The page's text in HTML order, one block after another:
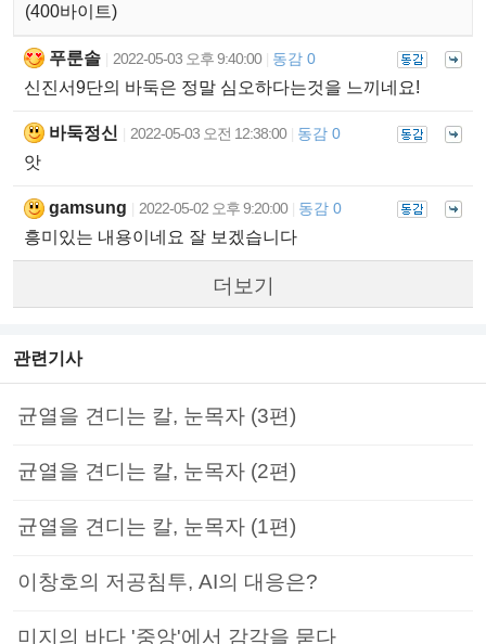
(400바이트)
푸룬솔 2022-05-03 오후 9:40:00 동감 0
신진서9단의 바둑은 정말 심오하다는것을 느끼네요!
바둑정신 2022-05-03 오전 12:38:00 동감 0
앗
gamsung 2022-05-02 오후 9:20:00 동감 0
흥미있는 내용이네요 잘 보겠습니다
더보기
관련기사
균열을 견디는 칼, 눈목자 (3편)
균열을 견디는 칼, 눈목자 (2편)
균열을 견디는 칼, 눈목자 (1편)
이창호의 저공침투, AI의 대응은?
미지의 바다 '중앙'에서 감각을 묻다